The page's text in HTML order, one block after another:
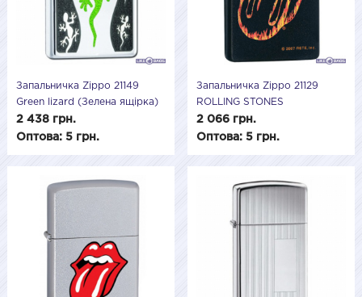
Запальничка Zippo 21149
Green lizard (Зелена ящірка)
2 438 грн.
Оптова: 5 грн.
Запальничка Zippo 21129
ROLLING STONES
2 066 грн.
Оптова: 5 грн.